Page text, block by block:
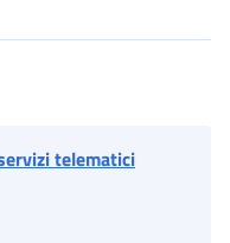
telematici